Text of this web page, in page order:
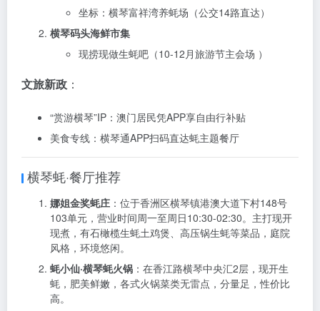
坐标：横琴富祥湾养蚝场（公交14路直达）
横琴码头海鲜市集
现捞现做生蚝吧（10-12月旅游节主会场 ）
文旅新政 ：
“赏游横琴”IP：澳门居民凭APP享自由行补贴
美食专线：横琴通APP扫码直达蚝主题餐厅
横琴蚝·餐厅推荐
​娜姐金奖蚝庄​ ​：位于香洲区横琴镇港澳大道下村148号
103单元，营业时间周一至周日10:30-02:30。主打现开
现煮，有石橄榄生蚝土鸡煲、高压锅生蚝等菜品，庭院
风格，环境悠闲。
​蚝小仙·横琴蚝火锅​ ​：在香江路横琴中央汇2层，现开生
蚝，肥美鲜嫩，各式火锅菜类无雷点，分量足，性价比
高。